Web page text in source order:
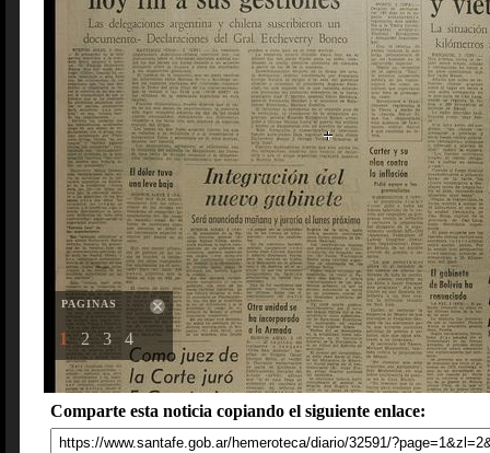
PAGINAS
1 2 3 4
Comparte esta noticia copiando el siguiente enlace: